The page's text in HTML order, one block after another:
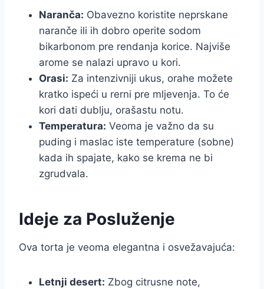
Naranča: Obavezno koristite neprskane
naranče ili ih dobro operite sodom
bikarbonom pre rendanja korice. Najviše
arome se nalazi upravo u kori.
Orasi: Za intenzivniji ukus, orahe možete
kratko ispeći u rerni pre mljevenja. To će
kori dati dublju, orašastu notu.
Temperatura: Veoma je važno da su
puding i maslac iste temperature (sobne)
kada ih spajate, kako se krema ne bi
zgrudvala.
Ideje za Posluženje
Ova torta je veoma elegantna i osvežavajuća:
Letnji desert: Zbog citrusne note,